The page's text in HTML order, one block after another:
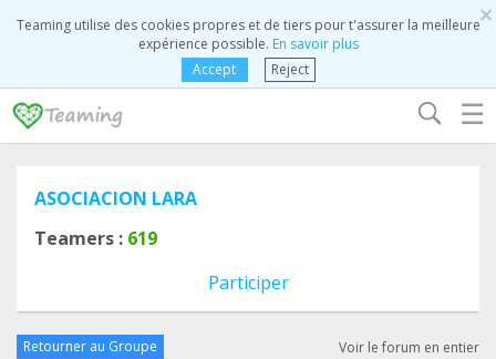
×
Teaming utilise des cookies propres et de tiers pour t'assurer la meilleure
expérience possible. En savoir plus
Accept
Reject
☰
ASOCIACION LARA
Teamers : 619
Participer
Retourner au Groupe Voir le forum en entier